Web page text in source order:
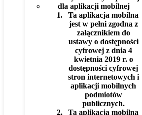
dla aplikacji mobilnej
Ta aplikacja mobilna
jest w pełni zgodna z
załącznikiem do
ustawy o dostępności
cyfrowej z dnia 4
kwietnia 2019 r. o
dostępności cyfrowej
stron internetowych i
aplikacji mobilnych
podmiotów
publicznych.
Ta aplikacja mobilna